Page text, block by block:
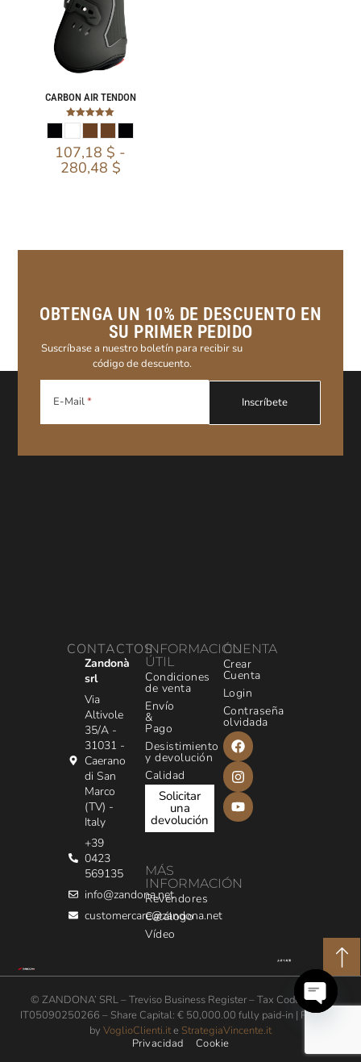
CARBON AIR TENDON
Valorado
de 5
107,18 $ -
280,48 $
OBTENGA UN 10% DE DESCUENTO EN
SU PRIMER PEDIDO
Suscríbase a nuestro boletín para recibir su
código de descuento.
E-Mail
CONTACTOS
Zandonà
srl
Via
Altivole
35/A -
31031 -
Caerano
di San
Marco
(TV) -
Italy
+39
0423
569135
info@zandona.net
customercare@zandona.net
INFORMACIÓN
ÚTIL
Condiciones
de venta
Envío
&
Pago
Desistimiento
y devolución
Calidad
Solicitar
una
devolución
MÁS
INFORMACIÓN
Revendores
Catálogo
Vídeo
CUENTA
Crear
Cuenta
Login
Contraseña
olvidada
© ZANDONA’ SRL – Treviso Business Register – Tax Code / VAT:
IT05090250266 – Share Capital: € 50,000.00 fully paid-in | Powered
by VoglioClienti.ite StrategiaVincente.it
Privacidad
Cookie